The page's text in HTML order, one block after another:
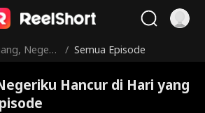
Negeri
/ Semua Episode
Hancur di Hari yang